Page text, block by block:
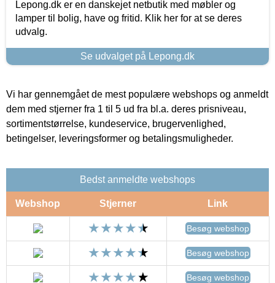
Lepong.dk er en danskejet netbutik med møbler og
lamper til bolig, have og fritid. Klik her for at se deres
udvalg.
Se udvalget på Lepong.dk
Vi har gennemgået de mest populære webshops og anmeldt
dem med stjerner fra 1 til 5 ud fra bl.a. deres prisniveau,
sortimentstørrelse, kundeservice, brugervenlighed,
betingelser, leveringsformer og betalingsmuligheder.
Bedst anmeldte webshops
Webshop Stjerner Link
Besøg webshop
Besøg webshop
Besøg webshop